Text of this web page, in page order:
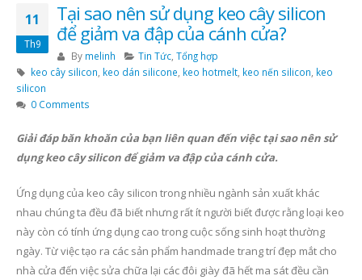
11
Th9
Tại sao nên sử dụng keo cây silicon
để giảm va đập của cánh cửa?
By melinh Tin Tức,Tổng hợp
keo cây silicon, keo dán silicone, keo hotmelt, keo nến silicon, keo
silicon
0 Comments
Giải đáp băn khoăn của bạn liên quan đến việc tại sao nên sử
dụng keo cây silicon để giảm va đập của cánh cửa.
Ứng dụng của keo cây silicon trong nhiều ngành sản xuất khác
nhau chúng ta đều đã biết nhưng rất ít người biết được rằng loại keo
này còn có tính ứng dụng cao trong cuộc sống sinh hoạt thường
ngày. Từ việc tạo ra các sản phẩm handmade trang trí đẹp mắt cho
nhà cửa đến việc sửa chữa lại các đôi giày đã hết ma sát đều cần